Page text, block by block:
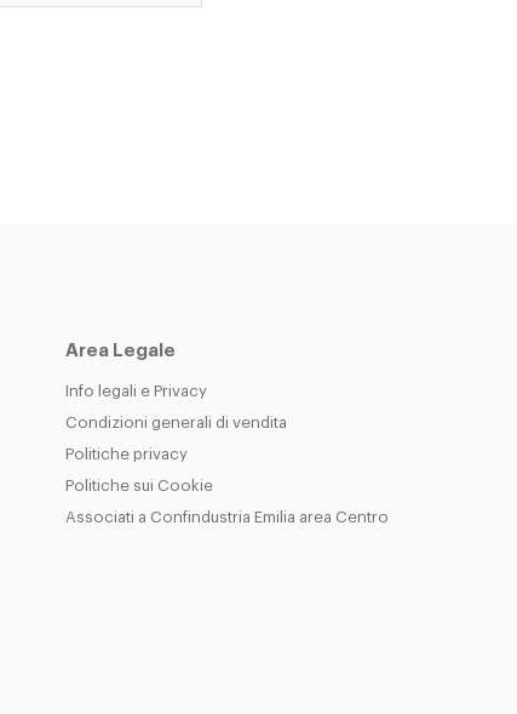
Area Legale
Info legali e Privacy
Condizioni generali di vendita
Politiche privacy
Politiche sui Cookie
Associati a Confindustria Emilia area Centro